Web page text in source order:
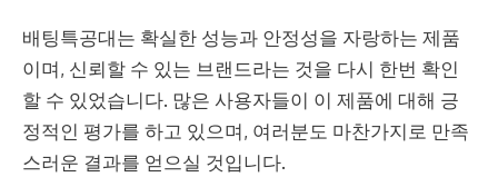
배팅특공대는 확실한 성능과 안정성을 자랑하는 제품
이며, 신뢰할 수 있는 브랜드라는 것을 다시 한번 확인
할 수 있었습니다. 많은 사용자들이 이 제품에 대해 긍
정적인 평가를 하고 있으며, 여러분도 마찬가지로 만족
스러운 결과를 얻으실 것입니다.